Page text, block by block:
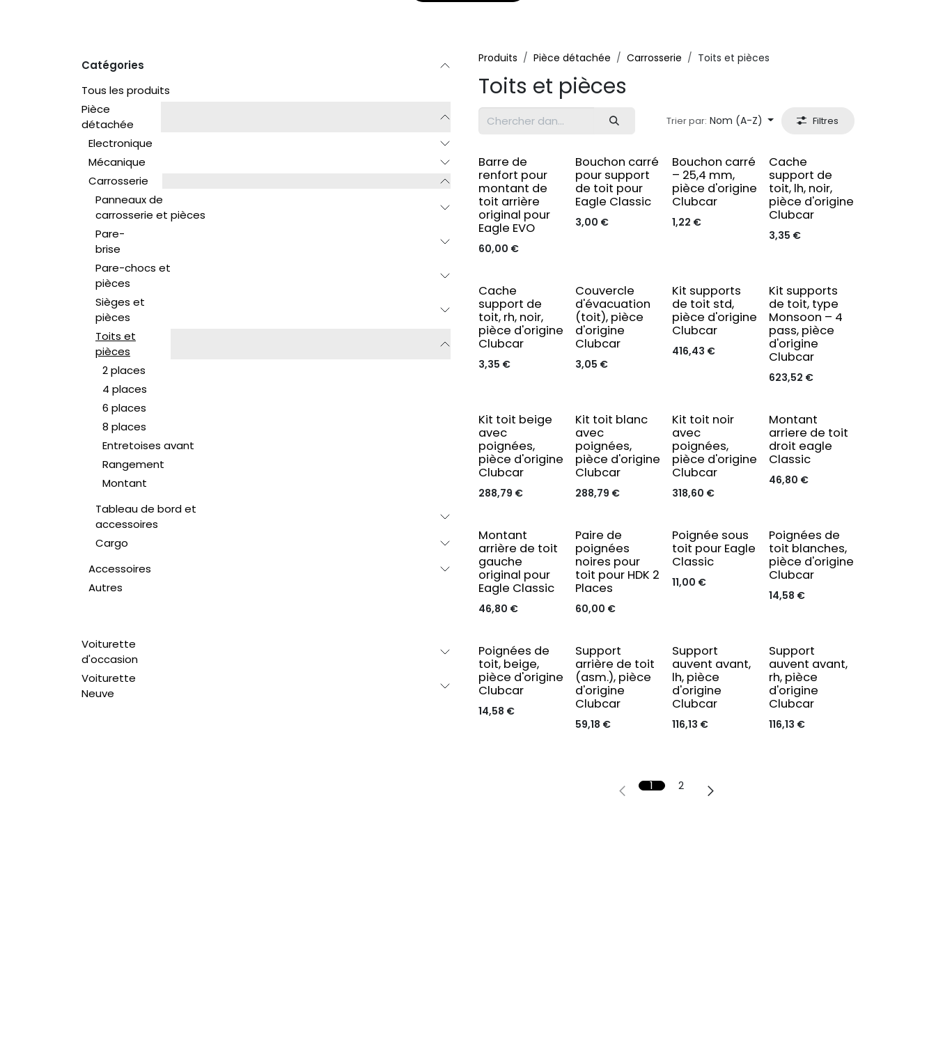
Catégories
Tous les produits
Pièce
détachée
Electronique
Mécanique
Carrosserie
Panneaux de
carrosserie et pièces
Pare-
brise
Pare-chocs et
pièces
Sièges et
pièces
Toits et
pièces
2 places
4 places
6 places
8 places
Entretoises avant
Rangement
Montant
Tableau de bord et
accessoires
Cargo
Accessoires
Autres
Voiturette
d'occasion
Voiturette
Neuve
Produits Pièce détachée Carrosserie Toits et pièces
Toits et pièces
Trier par: Nom (A-Z) Filtres
Original
Barre de
renfort pour
montant de
toit arrière
original pour
Eagle EVO
60,00 €
Original
Bouchon carré
pour support
de toit pour
Eagle Classic
3,00 €
Bouchon carré
– 25,4 mm,
pièce d'origine
Clubcar
1,22 €
Cache
support de
toit, lh, noir,
pièce d'origine
Clubcar
3,35 €
Cache
support de
toit, rh, noir,
pièce d'origine
Clubcar
3,35 €
Couvercle
d'évacuation
(toit), pièce
d'origine
Clubcar
3,05 €
Kit supports
de toit std,
pièce d'origine
Clubcar
416,43 €
Kit supports
de toit, type
Monsoon – 4
pass, pièce
d'origine
Clubcar
623,52 €
Kit toit beige
avec
poignées,
pièce d'origine
Clubcar
288,79 €
Kit toit blanc
avec
poignées,
pièce d'origine
Clubcar
288,79 €
Kit toit noir
avec
poignées,
pièce d'origine
Clubcar
318,60 €
Montant
arriere de toit
droit eagle
Classic
46,80 €
Montant
arrière de toit
gauche
original pour
Eagle Classic
46,80 €
Original
Paire de
poignées
noires pour
toit pour HDK 2
Places
60,00 €
Original
Poignée sous
toit pour Eagle
Classic
11,00 €
Poignées de
toit blanches,
pièce d'origine
Clubcar
14,58 €
Poignées de
toit, beige,
pièce d'origine
Clubcar
14,58 €
Support
arrière de toit
(asm.), pièce
d'origine
Clubcar
59,18 €
Support
auvent avant,
lh, pièce
d'origine
Clubcar
116,13 €
Support
auvent avant,
rh, pièce
d'origine
Clubcar
116,13 €
1 2